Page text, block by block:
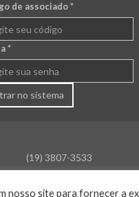
de associado*
*
no sistema
(19) 3807-3533
nosso site para fornecer a